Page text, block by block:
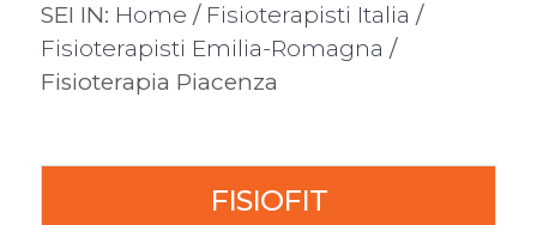
SEI IN: Home / Fisioterapisti Italia /
Fisioterapisti Emilia-Romagna /
Fisioterapia Piacenza
FISIOFIT